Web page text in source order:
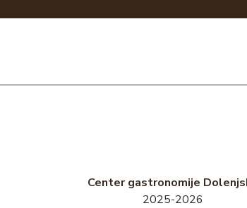
Center gastronomije
2025-2026